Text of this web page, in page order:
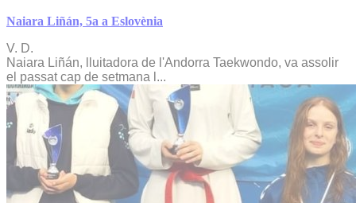
Naiara Liñán, 5a a Eslovènia
V. D.
Naiara Liñán, lluitadora de l'Andorra Taekwondo, va assolir
el passat cap de setmana l...